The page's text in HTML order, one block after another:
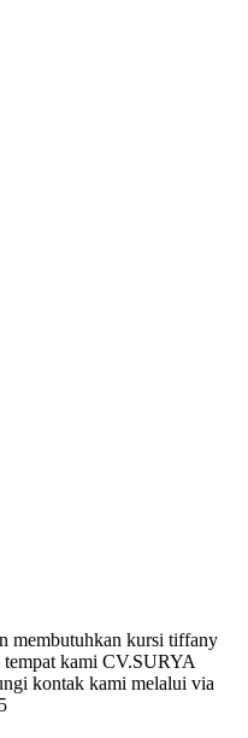
membutuhkan kursi tiffany
kami CV.SURYA
kontak kami melalui via